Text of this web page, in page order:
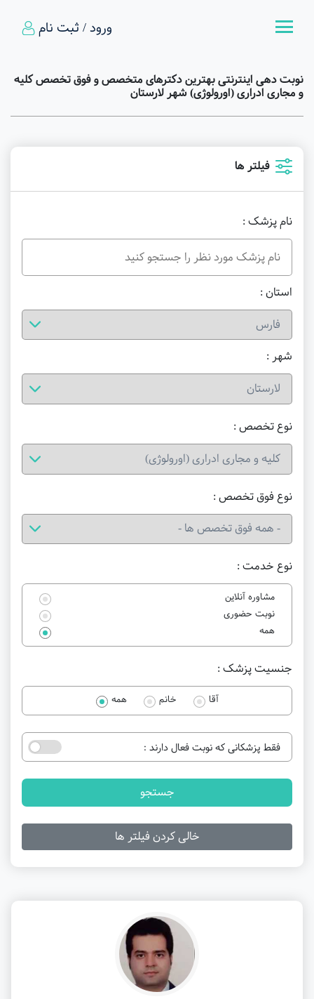
ورود / ثبت نام
نوبت دهی اینترنتی بهترین دکترهای متخصص و فوق تخصص کلیه
و مجاری ادراری (اورولوژی) شهر لارستان
فیلتر ها
نام پزشک :
استان :
شهر :
نوع خدمت :
مشاوره آنلاین
نوبت حضوری
همه
نوع تخصص :
نوع فوق تخصص :
جنسیت پزشک :
آقا خانم همه
فقط پزشکانی که نوبت فعال دارند :
جستجو
خالی کردن فیلتر ها